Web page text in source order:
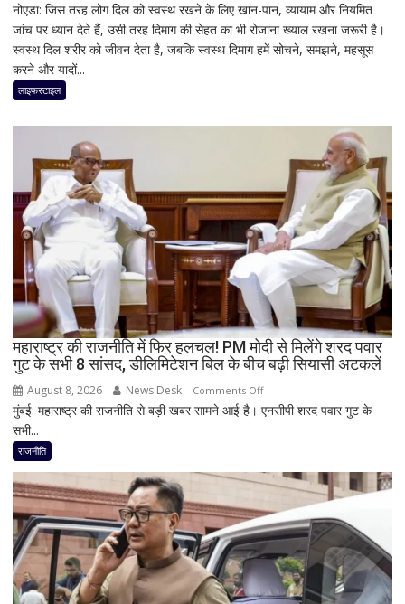
ब्रेन
हेल्थ
को
एक्सपर्ट
क्यों
दिल
जितनी
जरूरी
दिमाग
की
सेहत
नोएडा: जिस तरह लोग दिल को स्वस्थ रखने के लिए खान-पान, व्यायाम और नियमित
जांच पर ध्यान देते हैं, उसी तरह दिमाग की सेहत का भी रोजाना ख्याल रखना जरूरी है।
स्वस्थ दिल शरीर को जीवन देता है, जबकि स्वस्थ दिमाग हमें सोचने, समझने, महसूस
करने और यादों...
लाइफस्टाइल
महाराष्ट्र की राजनीति में फिर हलचल! PM मोदी से मिलेंगे शरद पवार
गुट के सभी 8 सांसद, डीलिमिटेशन बिल के बीच बढ़ी सियासी अटकलें
August 8, 2026 News Desk Comments Offon
महाराष्ट्र
फिर
हलचल!
PM
मिलेंगे
मुंबई: महाराष्ट्र की राजनीति से बड़ी खबर सामने आई है। एनसीपी शरद पवार गुट के
सभी...
राजनीति